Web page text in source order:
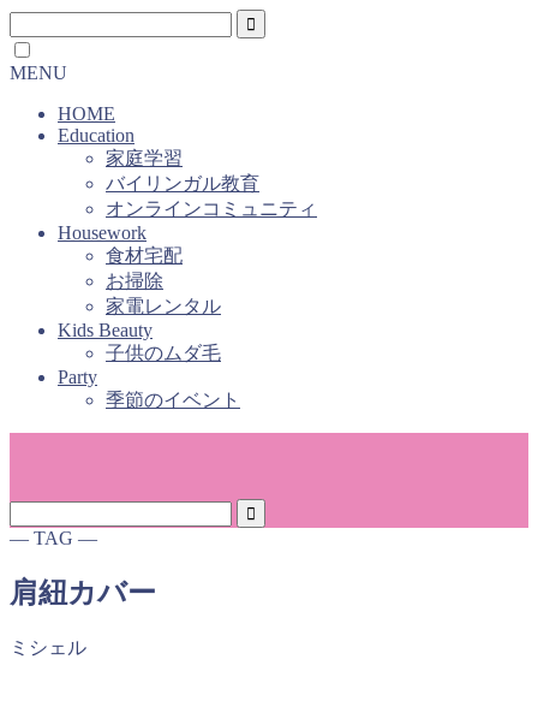
MENU
HOME
Education
家庭学習
バイリンガル教育
オンラインコミュニティ
Housework
食材宅配
お掃除
家電レンタル
Kids Beauty
子供のムダ毛
Party
季節のイベント
― TAG ―
肩紐カバー
ミシェル